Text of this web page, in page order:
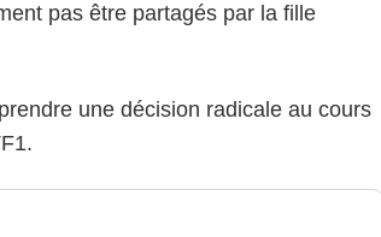
pas être partagés par la fille
une décision radicale au cours